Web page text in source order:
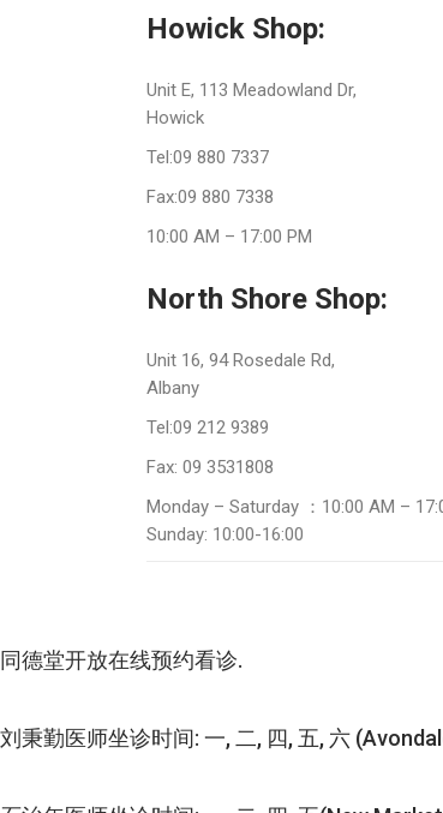
Howick Shop:
Unit E, 113 Meadowland Dr,
Howick
Tel:09 880 7337
Fax:09 880 7338
10:00 AM – 17:00 PM
North Shore Shop:
Unit 16, 94 Rosedale Rd,
Albany
Tel:09 212 9389
Fax: 09 3531808
Monday – Saturday ：10:00 AM –
Sunday: 10:00-16:00
同德堂开放在线预约看诊.
刘秉勤医师坐诊时间: 一, 二, 四, 五, 六